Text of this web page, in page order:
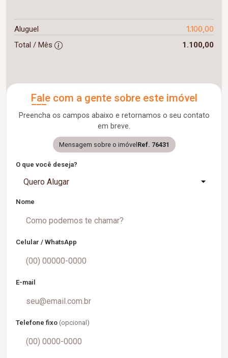
Aluguel 1.100,00
Total / Mês 1.100,00
Fale com a gente sobre este imóvel
Preencha os campos abaixo e retornamos o seu contato
em breve.
Mensagem sobre o imóvelRef. 76431
O que você deseja?
Quero Alugar
Nome
Celular / WhatsApp
E-mail
Telefone fixo (opcional)